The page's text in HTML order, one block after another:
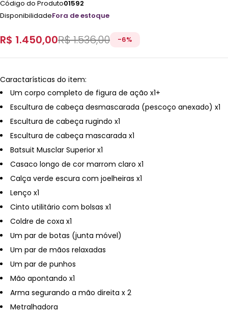
Código do Produto01592
DisponibilidadeFora de estoque
R$1.536,00
R$ 1.450,00 -6%
Caractarísticas do item:
Um corpo completo de figura de ação x1+
Escultura de cabeça desmascarada (pescoço anexado) x1
Escultura de cabeça rugindo x1
Escultura de cabeça mascarada x1
Batsuit Musclar Superior x1
Casaco longo de cor marrom claro x1
Calça verde escura com joelheiras x1
Lenço x1
Cinto utilitário com bolsas x1
Coldre de coxa x1
Um par de botas (junta móvel)
Um par de mãos relaxadas
Um par de punhos
Mão apontando x1
Arma segurando a mão direita x 2
Metralhadora